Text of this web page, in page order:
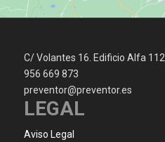
C/ Volantes 16. Edificio Alfa
956 669 873
preventor@preventor.es
LEGAL
Aviso Legal